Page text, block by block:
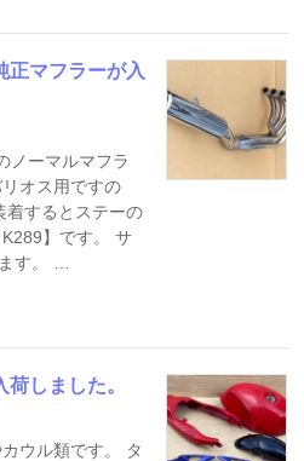
正マフラーが入
ノーマルマフラ
オス用ですの
するとステーの
】です。 サ
す。 …
しました。
ウル類です。 タ